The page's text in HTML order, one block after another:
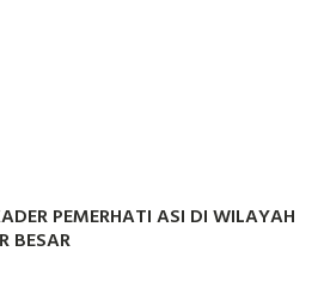
PEMERHATI ASI DI WILAYAH
BESAR